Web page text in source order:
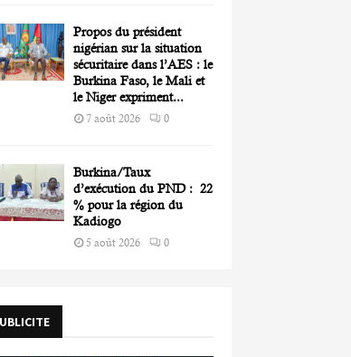
Propos du président
nigérian sur la situation
sécuritaire dans l’AES : le
Burkina Faso, le Mali et
le Niger expriment...
7 août 2026 0
Burkina/Taux
d’exécution du PND : 22
% pour la région du
Kadiogo
5 août 2026 0